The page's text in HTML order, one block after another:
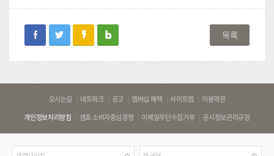
facebooktwitterkakaostory
blog 목록
오시는길 네트워크 공고 멤버십 혜택 사이트맵
이용약관
개인정보처리방침
샘표 소비자중심경영 이메일무단수집거부 공시정보관리규정
관 언